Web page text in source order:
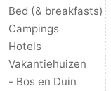
Sluis
-
Cadzand
-
Natuur
Weer
Bed (& breakfasts)
Campings
Hotels
Vakantiehuizen
- Bos en Duin